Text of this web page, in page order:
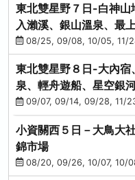
東北雙星野７日-白神山
入瀨溪、銀山溫泉、最
進免稅店)(仙/青)
08/25, 09/08, 10/05, 11/
東北雙星野８日-大內宿
泉、輕舟遊船、星空銀
(不進免稅店)(仙/青)
09/07, 09/14, 09/28, 11/
小資關西５日－大鳥大
錦市場
08/20, 09/26, 10/07, 10/